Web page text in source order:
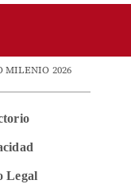
MILENIO 2026
Legal